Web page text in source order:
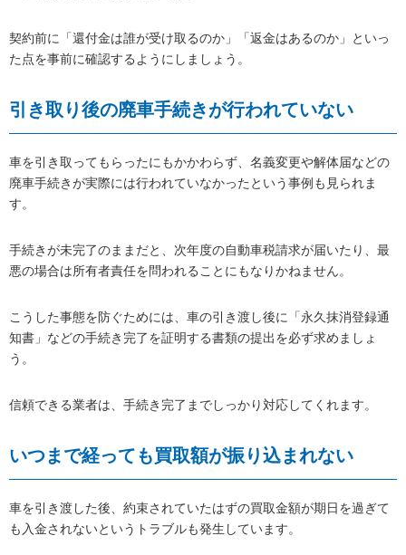
契約前に「還付金は誰が受け取るのか」「返金はあるのか」といっ
た点を事前に確認するようにしましょう。
引き取り後の廃車手続きが行われていない
車を引き取ってもらったにもかかわらず、名義変更や解体届などの
廃車手続きが実際には行われていなかったという事例も見られま
す。
手続きが未完了のままだと、次年度の自動車税請求が届いたり、最
悪の場合は所有者責任を問われることにもなりかねません。
こうした事態を防ぐためには、車の引き渡し後に「永久抹消登録通
知書」などの手続き完了を証明する書類の提出を必ず求めましょ
う。
信頼できる業者は、手続き完了までしっかり対応してくれます。
いつまで経っても買取額が振り込まれない
車を引き渡した後、約束されていたはずの買取金額が期日を過ぎて
も入金されないというトラブルも発生しています。